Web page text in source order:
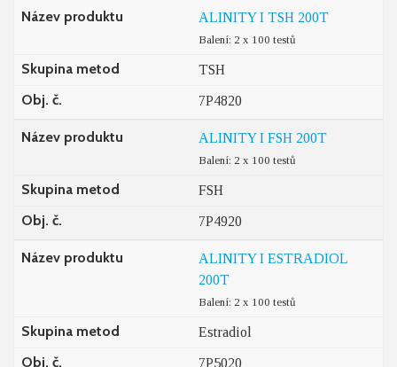
Název produktu ALINITY I TSH 200T
Balení: 2 x 100 testů
Skupina metod TSH
Obj. č. 7P4820
Název produktu ALINITY I FSH 200T
Balení: 2 x 100 testů
Skupina metod FSH
Obj. č. 7P4920
Název produktu
ALINITY I ESTRADIOL
200T
Balení: 2 x 100 testů
Skupina metod Estradiol
Obj. č. 7P5020